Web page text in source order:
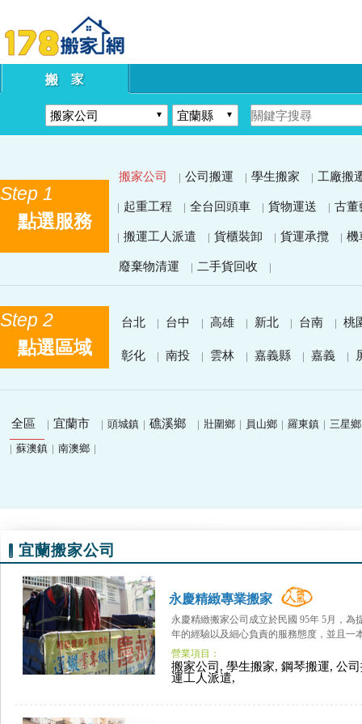
Step 1
點選服務
搬家公司 | 公司搬運 | 學生搬家 | 工廠搬
| 起重工程 | 全台回頭車 | 貨物運送 | 古董
| 搬運工人派遣 | 貨櫃裝卸 | 貨運承攬 | 機
廢棄物清運 | 二手貨回收 |
Step 2
點選區域
台北 | 台中 | 高雄 | 新北 | 台南 | 桃
彰化 | 南投 | 雲林 | 嘉義縣 | 嘉義 |
全區 | 宜蘭市 | 頭城鎮 | 礁溪鄉 | 壯圍鄉 | 員山鄉 | 羅東鎮 | 三星鄉
| 蘇澳鎮 | 南澳鄉 |
宜蘭搬家公司
永慶精緻專業搬家
永慶精緻搬家公司成立於民國 95年 5月，
年的經驗以及細心負責的服務態度，並且一
營業項目：
搬家公司, 學生搬家, 鋼琴搬運, 公
運工人派遣,